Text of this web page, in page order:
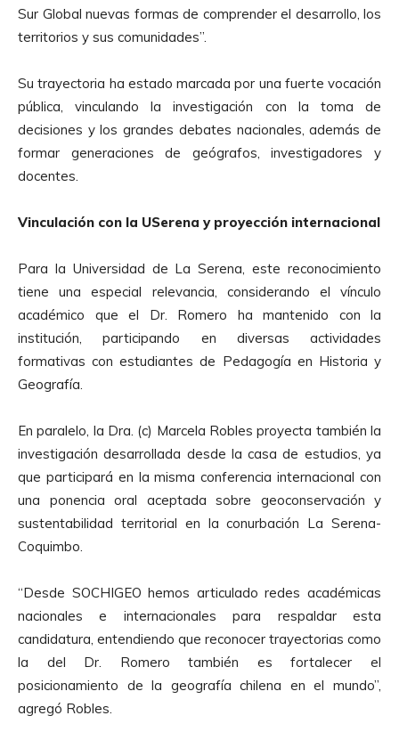
Sur Global nuevas formas de comprender el desarrollo, los
territorios y sus comunidades”.
Su trayectoria ha estado marcada por una fuerte vocación
pública, vinculando la investigación con la toma de
decisiones y los grandes debates nacionales, además de
formar generaciones de geógrafos, investigadores y
docentes.
Vinculación con la USerena y proyección internacional
Para la Universidad de La Serena, este reconocimiento
tiene una especial relevancia, considerando el vínculo
académico que el Dr. Romero ha mantenido con la
institución, participando en diversas actividades
formativas con estudiantes de Pedagogía en Historia y
Geografía.
En paralelo, la Dra. (c) Marcela Robles proyecta también la
investigación desarrollada desde la casa de estudios, ya
que participará en la misma conferencia internacional con
una ponencia oral aceptada sobre geoconservación y
sustentabilidad territorial en la conurbación La Serena-
Coquimbo.
“Desde SOCHIGEO hemos articulado redes académicas
nacionales e internacionales para respaldar esta
candidatura, entendiendo que reconocer trayectorias como
la del Dr. Romero también es fortalecer el
posicionamiento de la geografía chilena en el mundo”,
agregó Robles.